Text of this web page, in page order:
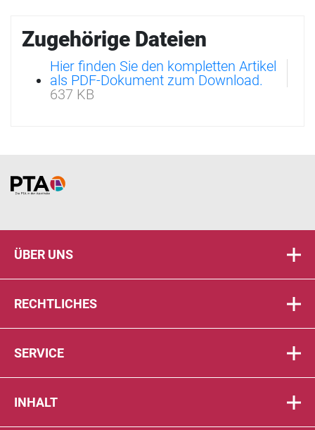
Zugehörige Dateien
Hier finden Sie den kompletten Artikel
als PDF-Dokument zum Download.
637 KB
Home
ÜBER UNS
RECHTLICHES
SERVICE
INHALT